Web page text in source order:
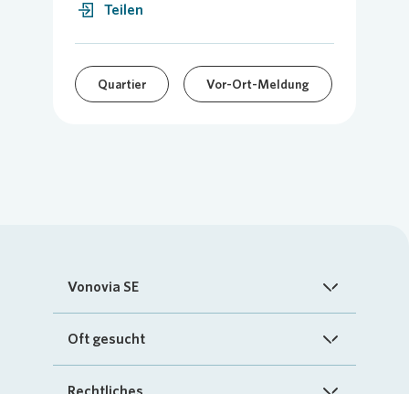
Teilen
Quartier Vor-Ort-Meldung
Vonovia SE
Startseite
Oft gesucht
FAQ